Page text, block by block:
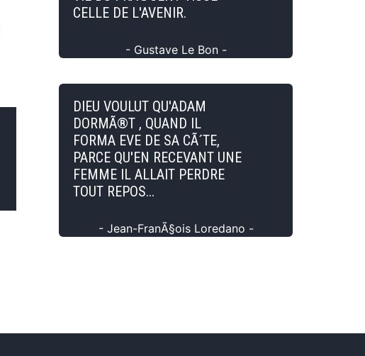
CELLE DE L'AVENIR.
- Gustave Le Bon -
DIEU VOULUT QU'ADAM
DORMÃ®T , QUAND IL
FORMA EVE DE SA CÃ´TE,
PARCE QU'EN RECEVANT UNE
FEMME IL ALLAIT PERDRE
TOUT REPOS...
- Jean-FranÃ§ois Loredano -